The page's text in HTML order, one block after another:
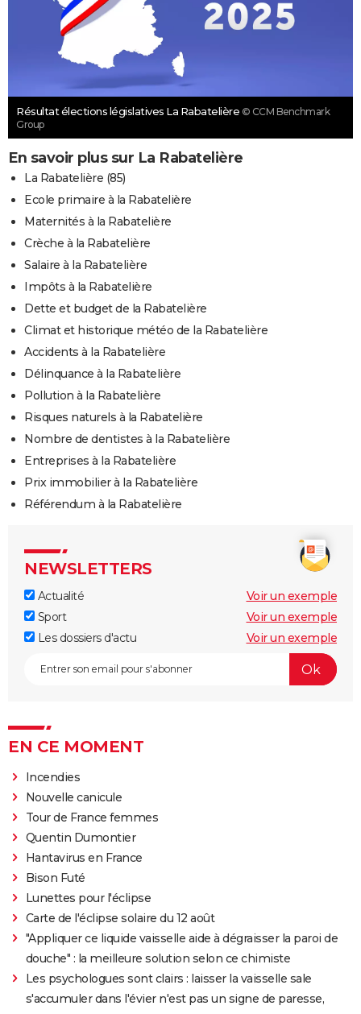
Résultat élections législatives La Rabatelière © CCM Benchmark
Group
En savoir plus sur La Rabatelière
La Rabatelière (85)
Ecole primaire à la Rabatelière
Maternités à la Rabatelière
Crèche à la Rabatelière
Salaire à la Rabatelière
Impôts à la Rabatelière
Dette et budget de la Rabatelière
Climat et historique météo de la Rabatelière
Accidents à la Rabatelière
Délinquance à la Rabatelière
Pollution à la Rabatelière
Risques naturels à la Rabatelière
Nombre de dentistes à la Rabatelière
Entreprises à la Rabatelière
Prix immobilier à la Rabatelière
Référendum à la Rabatelière
NEWSLETTERS
Actualité
Voir un exemple
Sport
Voir un exemple
Les dossiers d'actu
Voir un exemple
EN CE MOMENT
Incendies
Nouvelle canicule
Tour de France femmes
Quentin Dumontier
Hantavirus en France
Bison Futé
Lunettes pour l'éclipse
Carte de l'éclipse solaire du 12 août
"Appliquer ce liquide vaisselle aide à dégraisser la paroi de
douche" : la meilleure solution selon ce chimiste
Les psychologues sont clairs : laisser la vaisselle sale
s'accumuler dans l'évier n'est pas un signe de paresse,